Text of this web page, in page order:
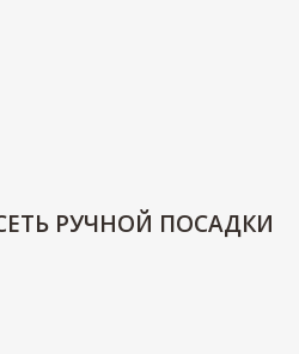
РУЧНОЙ ПОСАДКИ